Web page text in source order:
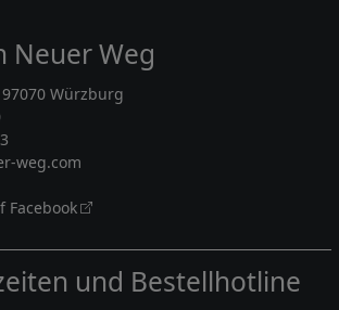
Neuer Weg
Würzburg
weg.com
Facebook
und Bestellhotline